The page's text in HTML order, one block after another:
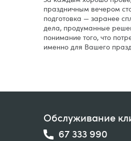
праздничным вечером
подготовка — заранее
дела, продуманные
понимание того, что
именно для Вашего
Обслуживание
67 333 990